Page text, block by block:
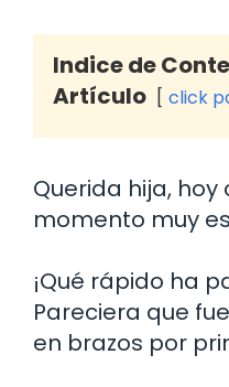
Indice de
Artículo
click
Querida hija,
momento muy
¡Qué rápido ha
Pareciera que
en brazos por